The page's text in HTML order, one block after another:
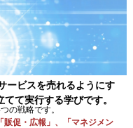
ービスを売れるようにす
て実行する学びです。
の戦略です。
販促・広報」、「マネジメン